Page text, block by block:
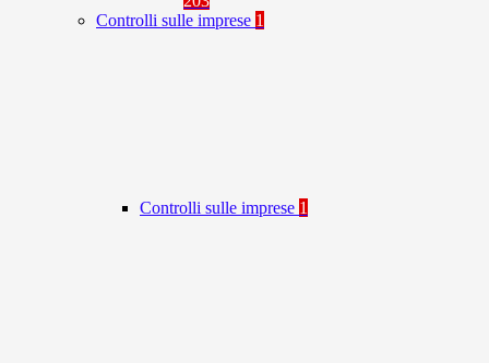
Controlli sulle imprese 1
Controlli sulle imprese 1